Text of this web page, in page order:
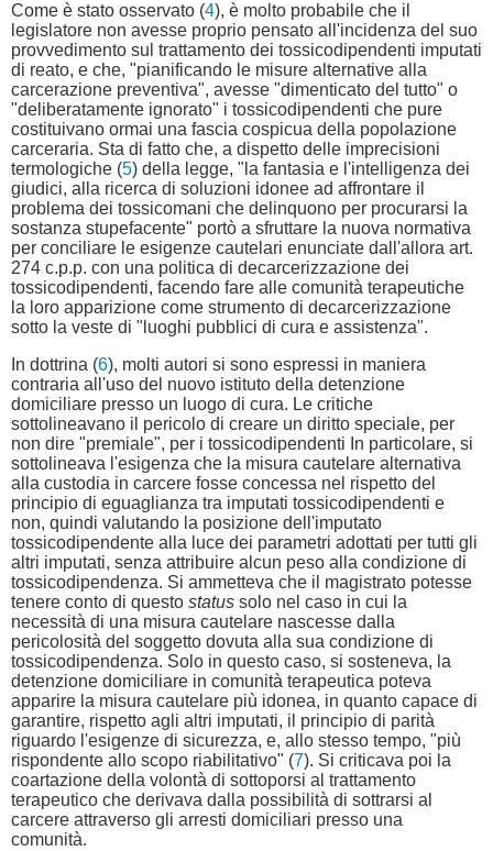
Come è stato osservato (4), è molto probabile che il
legislatore non avesse proprio pensato all'incidenza del suo
provvedimento sul trattamento dei tossicodipendenti imputati
di reato, e che, "pianificando le misure alternative alla
carcerazione preventiva", avesse "dimenticato del tutto" o
"deliberatamente ignorato" i tossicodipendenti che pure
costituivano ormai una fascia cospicua della popolazione
carceraria. Sta di fatto che, a dispetto delle imprecisioni
termologiche (5) della legge, "la fantasia e l'intelligenza dei
giudici, alla ricerca di soluzioni idonee ad affrontare il
problema dei tossicomani che delinquono per procurarsi la
sostanza stupefacente" portò a sfruttare la nuova normativa
per conciliare le esigenze cautelari enunciate dall'allora art.
274 c.p.p. con una politica di decarcerizzazione dei
tossicodipendenti, facendo fare alle comunità terapeutiche
la loro apparizione come strumento di decarcerizzazione
sotto la veste di "luoghi pubblici di cura e assistenza".
In dottrina (6), molti autori si sono espressi in maniera
contraria all'uso del nuovo istituto della detenzione
domiciliare presso un luogo di cura. Le critiche
sottolineavano il pericolo di creare un diritto speciale, per
non dire "premiale", per i tossicodipendenti In particolare, si
sottolineava l'esigenza che la misura cautelare alternativa
alla custodia in carcere fosse concessa nel rispetto del
principio di eguaglianza tra imputati tossicodipendenti e
non, quindi valutando la posizione dell'imputato
tossicodipendente alla luce dei parametri adottati per tutti gli
altri imputati, senza attribuire alcun peso alla condizione di
tossicodipendenza. Si ammetteva che il magistrato potesse
tenere conto di questo status solo nel caso in cui la
necessità di una misura cautelare nascesse dalla
pericolosità del soggetto dovuta alla sua condizione di
tossicodipendenza. Solo in questo caso, si sosteneva, la
detenzione domiciliare in comunità terapeutica poteva
apparire la misura cautelare più idonea, in quanto capace di
garantire, rispetto agli altri imputati, il principio di parità
riguardo l'esigenze di sicurezza, e, allo stesso tempo, "più
rispondente allo scopo riabilitativo" (7). Si criticava poi la
coartazione della volontà di sottoporsi al trattamento
terapeutico che derivava dalla possibilità di sottrarsi al
carcere attraverso gli arresti domiciliari presso una
comunità.